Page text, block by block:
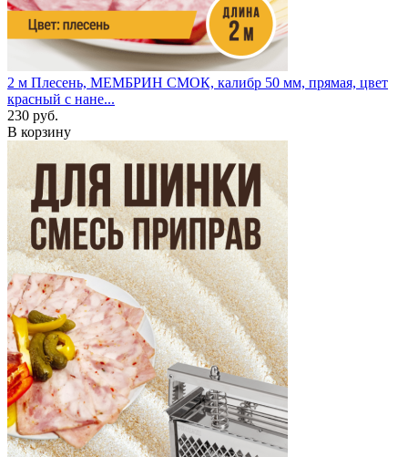
2 м Плесень, МЕМБРИН СМОК, калибр 50 мм, прямая, цвет
красный с нане...
230 руб.
В корзину